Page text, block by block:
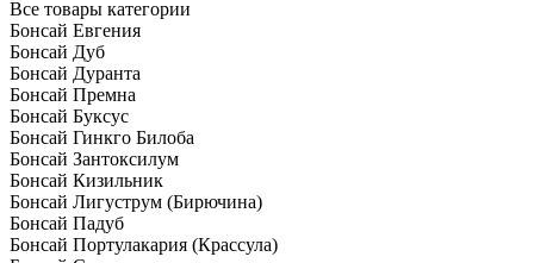
Все товары категории
Бонсай Евгения
Бонсай Дуб
Бонсай Дуранта
Бонсай Премна
Бонсай Буксус
Бонсай Гинкго Билоба
Бонсай Зантоксилум
Бонсай Кизильник
Бонсай Лигуструм (Бирючина)
Бонсай Падуб
Бонсай Портулакария (Крассула)